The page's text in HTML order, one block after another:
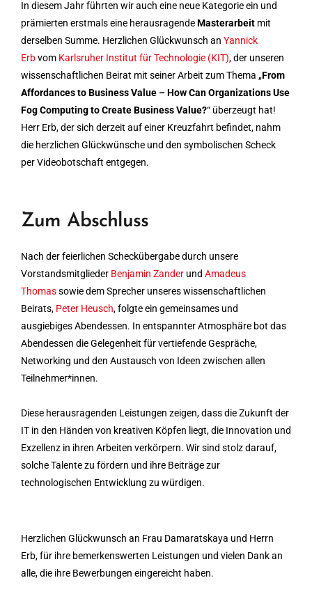
In diesem Jahr führten wir auch eine neue Kategorie ein und
prämierten erstmals eine herausragendeMasterarbeit mit
derselben Summe. Herzlichen Glückwunsch an Yannick
Erbvom Karlsruher Institut für Technologie (KIT), der unseren
wissenschaftlichen Beirat mit seiner Arbeit zum Thema „From
Affordances to Business Value – How Can Organizations Use
Fog Computing to Create Business Value?“ überzeugt hat!
Herr Erb, der sich derzeit auf einer Kreuzfahrt befindet, nahm
die herzlichen Glückwünsche und den symbolischen Scheck
per Videobotschaft entgegen.
Zum Abschluss
Nach der feierlichen Scheckübergabe durch unsere
Vorstandsmitglieder Benjamin Zander und Amadeus
Thomassowie dem Sprecher unseres wissenschaftlichen
Beirats, Peter Heusch, folgte ein gemeinsames und
ausgiebiges Abendessen. In entspannter Atmosphäre bot das
Abendessen die Gelegenheit für vertiefende Gespräche,
Networking und den Austausch von Ideen zwischen allen
Teilnehmer*innen.
Diese herausragenden Leistungen zeigen, dass die Zukunft der
IT in den Händen von kreativen Köpfen liegt, die Innovation und
Exzellenz in ihren Arbeiten verkörpern. Wir sind stolz darauf,
solche Talente zu fördern und ihre Beiträge zur
technologischen Entwicklung zu würdigen.
Herzlichen Glückwunsch an Frau Damaratskaya und Herrn
Erb, für ihre bemerkenswerten Leistungen und vielen Dank an
alle, die ihre Bewerbungen eingereicht haben.